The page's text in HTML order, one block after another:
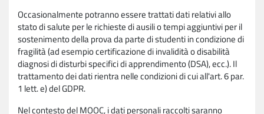
Occasionalmente potranno essere trattati dati relativi allo
stato di salute per le richieste di ausili o tempi aggiuntivi per il
sostenimento della prova da parte di studenti in condizione di
fragilità (ad esempio certificazione di invalidità o disabilità
diagnosi di disturbi specifici di apprendimento (DSA), ecc.). Il
trattamento dei dati rientra nelle condizioni di cui all'art. 6 par.
1 lett. e) del GDPR.
Nel contesto del MOOC, i dati personali raccolti saranno